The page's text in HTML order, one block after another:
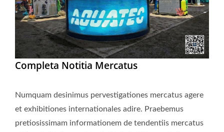
Completa Notitia Mercatus
Numquam desinimus pervestigationes mercatus agere
et exhibitiones internationales adire. Praebemus
pretiosissimam informationem de tendentiis mercatus